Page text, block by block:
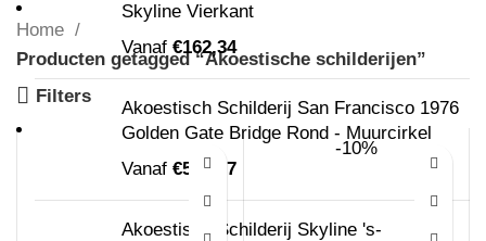
Home
Producten getagged “Akoestische schilderijen”
Filters
-10%
Skyline Vierkant
Vanaf €162,34
Akoestisch Schilderij San Francisco 1976
Golden Gate Bridge Rond - Muurcirkel
Vanaf €529,17
Akoestisch Schilderij Skyline 's-